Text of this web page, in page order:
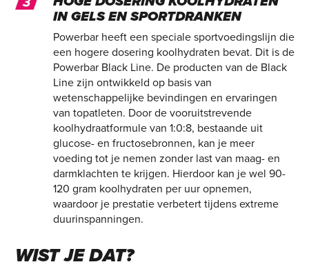
IN GELS EN SPORTDRANKEN
Powerbar heeft een speciale sportvoedingslijn die
een hogere dosering koolhydraten bevat. Dit is de
Powerbar Black Line. De producten van de Black
Line zijn ontwikkeld op basis van
wetenschappelijke bevindingen en ervaringen
van topatleten. Door de vooruitstrevende
koolhydraatformule van 1:0:8, bestaande uit
glucose- en fructosebronnen, kan je meer
voeding tot je nemen zonder last van maag- en
darmklachten te krijgen. Hierdoor kan je wel 90-
120 gram koolhydraten per uur opnemen,
waardoor je prestatie verbetert tijdens extreme
duurinspanningen.
WIST JE DAT?